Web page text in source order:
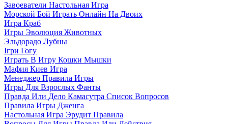
Завоеватели Настольная Игра
Морской Бой Играть Онлайн На Двоих
Игра Краб
Игры Эволюция Животных
Эльдорадо Лубны
Ігри Гогу
Играть В Игру Кошки Мышки
Мафия Киев Игра
Менеджер Правила Игры
Игры Для Взрослых Фанты
Правда Или Дело Камасутра Список Вопросов
Правила Игры Дженга
Настольная Игра Эрудит Правила